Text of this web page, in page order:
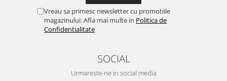
Vreau sa primesc newsletter cu promotiile
magazinului. Afla mai multe in Politica de
Confidentialitate
SOCIAL
Urmareste-ne in social media